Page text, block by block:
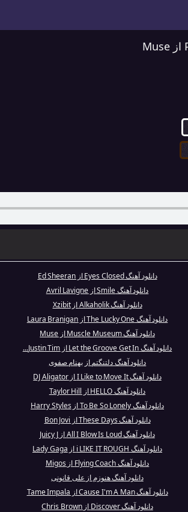
دانلود آهنگ Eyes Closed از Ed Sheeran
دانلود آهنگ Smile از Avril Lavigne
دانلود آهنگ Alkaholik از Xzibit
دانلود آهنگ The Lucky One از Laura Branigan
دانلود آهنگ Muscle Museum از Muse
دانلود آهنگ Let the Groove Get In از Justin Tim...
دانلود آهنگ دلتنگتم از بهنام صفوی
دانلود آهنگ I Like to Move It از DJ Aligator
دانلود آهنگ HELLO از Taylor Hill
دانلود آهنگ To Be So Lonely از Harry Styles
دانلود آهنگ These Days از Bon Jovi
دانلود آهنگ All I Blow Is Loud از Juicy J
دانلود آهنگ i LIKE IT ROUGH از Lady Gaga
دانلود آهنگ Flying Coach از Migos
دانلود آهنگ هنوزم از علی قانونی
دانلود آهنگ Cause I'm A Man از Tame Impala
دانلود آهنگ Discover از Chris Brown